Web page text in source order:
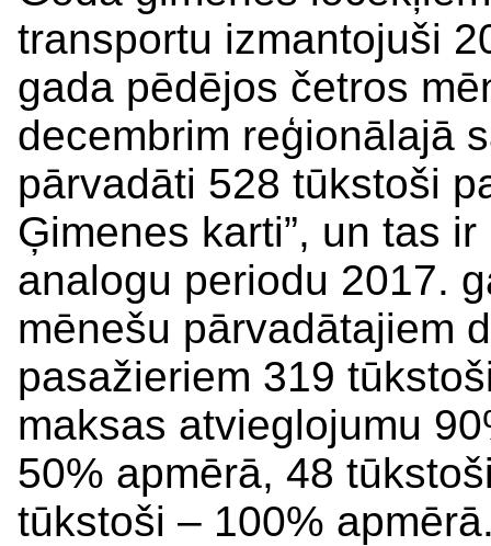
transportu izmantojuši
gada pēdējos četros
decembrim reģionālajā
pārvadāti 528 tūkstoši
Ģimenes karti”, un tas
analogu periodu 2017.
mēnešu pārvadātajiem
pasažieriem 319
maksas atvieglojumu
50% apmērā, 48
tūkstoši – 100%